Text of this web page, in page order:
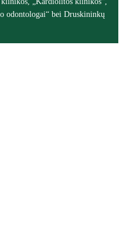
odontologai“ bei Druskininkų